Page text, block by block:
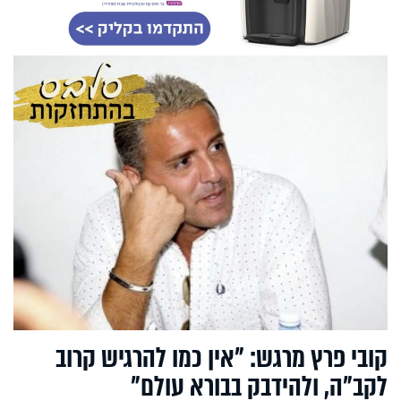
קובי פרץ מרגש: "אין כמו להרגיש קרוב
לקב"ה, ולהידבק בבורא עולם"